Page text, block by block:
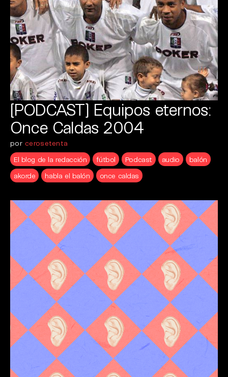
[PODCAST] Equipos eternos:
Once Caldas 2004
por cerosetenta
El blog de la redacción
fútbol Podcast audio
balón
akorde
habla el balón once caldas